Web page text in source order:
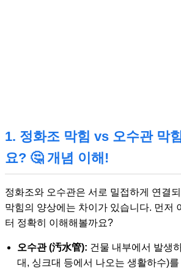
1. 정화조 막힘 vs 오수관 막
요? 🤔 개념 이해!
정화조와 오수관은 서로 밀접하게 연결
막힘의 양상에는 차이가 있습니다. 먼저
터 정확히 이해해볼까요?
오수관 (汚水管): 건물 내부에서 발생
대, 싱크대 등에서 나오는 생활하수)